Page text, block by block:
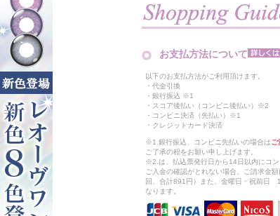
お支払方法について
以下のお支払方法がご利用頂けます。
・代金引換
・銀行振込 ※1
・スコア後払い（コンビニ後払い）※2
・コンビニ決済（先払い）※1
・クレジットカード決済
※1.銀行振込、コンビニ先払いの場合はご
ご了承の程をお願い申し上げます。
※2.は、払込票発行日から14日以内にコ
ご入金の確認がとれない場合、ご請求金
回、合計891円）また、金曜日・祝前日
なります。